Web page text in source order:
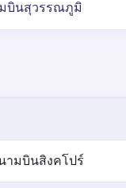
บินสุวรรณภูมิ
ามบินสิงคโปร์